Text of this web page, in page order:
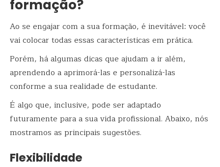
formação?
Ao se engajar com a sua formação, é inevitável: você
vai colocar todas essas características em prática.
Porém, há algumas dicas que ajudam a ir além,
aprendendo a aprimorá-las e personalizá-las
conforme a sua realidade de estudante.
É algo que, inclusive, pode ser adaptado
futuramente para a sua vida profissional. Abaixo, nós
mostramos as principais sugestões.
Flexibilidade